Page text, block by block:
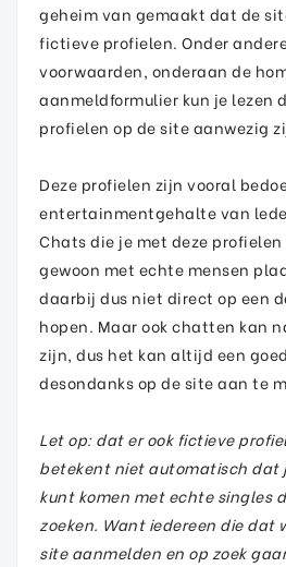
geheim van gemaakt dat de
fictieve profielen. Onder
voorwaarden, onderaan de
aanmeldformulier kun je lezen
profielen op de site aanwezig
Deze profielen zijn vooral
entertainmentgehalte van
Chats die je met deze
gewoon met echte mensen
daarbij dus niet direct op een
hopen. Maar ook chatten kan
zijn, dus het kan altijd een
desondanks op de site aan te
Let op: dat er ook fictieve
betekent niet automatisch dat
kunt komen met echte singles
zoeken. Want iedereen die dat
site aanmelden en op zoek